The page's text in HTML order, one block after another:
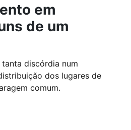
em
de um
discórdia num
dos lugares de
comum.